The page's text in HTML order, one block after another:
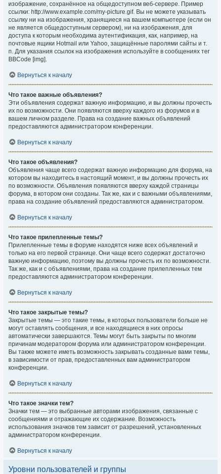
изображение, сохранённое на общедоступном веб-сервере. Пример
ссылки: http://www.example.com/my-picture.gif. Вы не можете указывать
ссылку ни на изображения, хранящиеся на вашем компьютере (если он
не является общедоступным сервером), ни на изображения, для
доступа к которым необходима аутентификация, как, например, на
почтовые ящики Hotmail или Yahoo, защищённые паролями сайты и т.
п. Для указания ссылок на изображения используйте в сообщениях тег
BBCode [img].
Вернуться к началу
Что такое важные объявления?
Эти объявления содержат важную информацию, и вы должны прочесть
их по возможности. Они появляются вверху каждого из форумов и в
вашем личном разделе. Права на создание важных объявлений
предоставляются администратором конференции.
Вернуться к началу
Что такое объявления?
Объявления чаще всего содержат важную информацию для форума, на
котором вы находитесь в настоящий момент, и вы должны прочесть их
по возможности. Объявления появляются вверху каждой страницы
форума, в котором они созданы. Так же, как и с важными объявлениями,
права на создание объявлений предоставляются администратором.
Вернуться к началу
Что такое прилепленные темы?
Прилепленные темы в форуме находятся ниже всех объявлений и
только на его первой странице. Они чаще всего содержат достаточно
важную информацию, поэтому вы должны прочесть их по возможности.
Так же, как и с объявлениями, права на создание прилепленных тем
предоставляются администратором конференции.
Вернуться к началу
Что такое закрытые темы?
Закрытые темы — это такие темы, в которых пользователи больше не
могут оставлять сообщения, и все находящиеся в них опросы
автоматически завершаются. Темы могут быть закрыты по многим
причинам модератором форума или администратором конференции.
Вы также можете иметь возможность закрывать созданные вами темы,
в зависимости от прав, предоставленных вам администратором
конференции.
Вернуться к началу
Что такое значки тем?
Значки тем — это выбранные авторами изображения, связанные с
сообщениями и отражающие их содержание. Возможность
использования значков тем зависит от разрешений, установленных
администратором конференции.
Вернуться к началу
Уровни пользователей и группы